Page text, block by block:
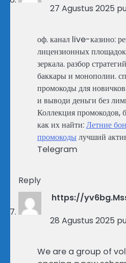
27 Agustus 2025
оф. канал live-казино:
лицензионных
зеркала. разбор
баккары и монополии.
промокоды для
и выводи деньги без
Коллекция промокодов,
как их найти:Летние
промокодылучший
Telegram
Reply
https://
28 Agustus 2025
We are a group of